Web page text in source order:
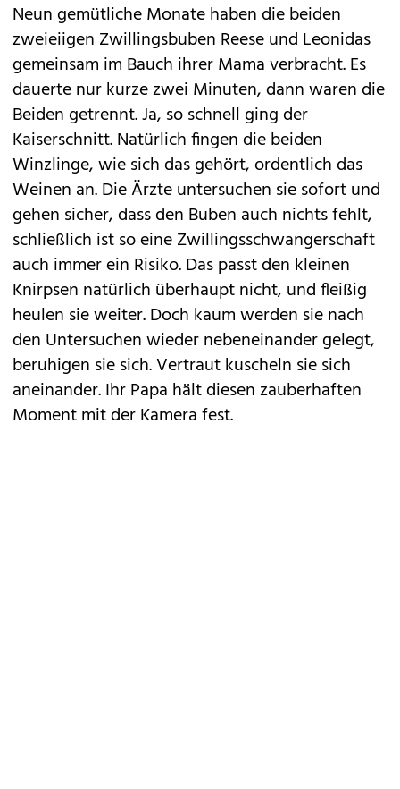
Neun gemütliche Monate haben die beiden
zweieiigen Zwillingsbuben Reese und Leonidas
gemeinsam im Bauch ihrer Mama verbracht. Es
dauerte nur kurze zwei Minuten, dann waren die
Beiden getrennt. Ja, so schnell ging der
Kaiserschnitt. Natürlich fingen die beiden
Winzlinge, wie sich das gehört, ordentlich das
Weinen an. Die Ärzte untersuchen sie sofort und
gehen sicher, dass den Buben auch nichts fehlt,
schließlich ist so eine Zwillingsschwangerschaft
auch immer ein Risiko. Das passt den kleinen
Knirpsen natürlich überhaupt nicht, und fleißig
heulen sie weiter. Doch kaum werden sie nach
den Untersuchen wieder nebeneinander gelegt,
beruhigen sie sich. Vertraut kuscheln sie sich
aneinander. Ihr Papa hält diesen zauberhaften
Moment mit der Kamera fest.